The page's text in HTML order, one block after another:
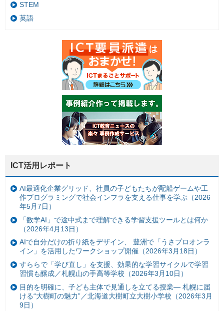
STEM
英語
ICT活用レポート
AI最適化企業グリッド、社員の子どもたちが配船ゲームや工
作プログラミングで社会インフラを支える仕事を学ぶ（2026
年5月7日）
「数学AI」で途中式まで理解できる学習支援ツールとは何か
（2026年4月13日）
AIで自分だけの折り紙をデザイン、 豊洲で「うさプロオンラ
イン」を活用したワークショップ開催（2026年3月18日）
すららで「学び直し」を支援、効果的な学習サイクルで学習
習慣も醸成／札幌山の手高等学校（2026年3月10日）
目的を明確に、子ども主体で見通しを立てる授業— 札幌に届
ける“大樹町の魅力”／北海道大樹町立大樹小学校（2026年3月
9日）